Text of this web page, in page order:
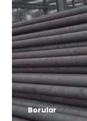
Borular